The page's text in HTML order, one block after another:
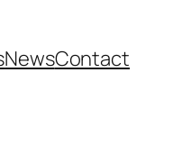
NewsContact